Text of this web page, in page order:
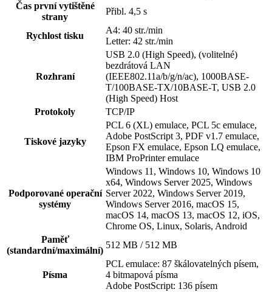
Čas první vytištěné
strany
Přibl. 4,5 s
Rychlost tisku
A4: 40 str./min
Letter: 42 str./min
Rozhraní
USB 2.0 (High Speed), (volitelné)
bezdrátová LAN
(IEEE802.11a/b/g/n/ac), 1000BASE-
T/100BASE-TX/10BASE-T, USB 2.0
(High Speed) Host
Protokoly
TCP/IP
Tiskové jazyky
PCL 6 (XL) emulace, PCL 5c emulace,
Adobe PostScript 3, PDF v1.7 emulace,
Epson FX emulace, Epson LQ emulace,
IBM ProPrinter emulace
Podporované operační
systémy
Windows 11, Windows 10, Windows 10
x64, Windows Server 2025, Windows
Server 2022, Windows Server 2019,
Windows Server 2016, macOS 15,
macOS 14, macOS 13, macOS 12, iOS,
Chrome OS, Linux, Solaris, Android
Paměť
(standardní/maximální)
512 MB / 512 MB
Písma
PCL emulace: 87 škálovatelných písem,
4 bitmapová písma
Adobe PostScript: 136 písem